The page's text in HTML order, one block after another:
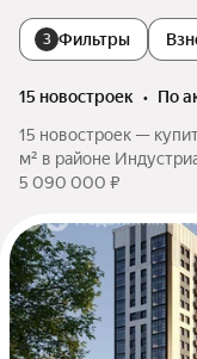
3 Фильтры
15 новостроек •
по
15 новостроек —
м² в районе
5 090 000 ₽